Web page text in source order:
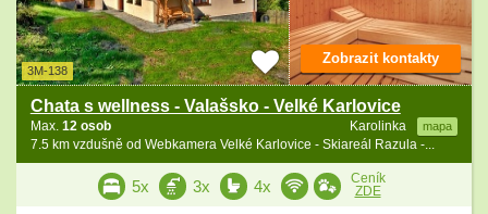
3M-138
Chata s wellness - Valašsko - Velké Karlovice
Karolinka mapa
Max. 12 osob
7.5 km vzdušně od Webkamera Velké Karlovice - Skiareál Razula -...
Zobrazit kontakty
5x 3x 4x
Ceník
ZDE